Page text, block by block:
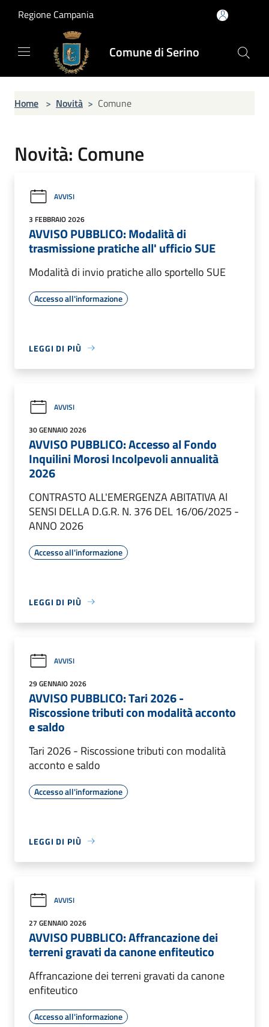
Regione Campania
Comune di Serino
Home > Novità > Comune
Novità: Comune
AVVISI
3 FEBBRAIO 2026
AVVISO PUBBLICO: Modalità di
trasmissione pratiche all' ufficio SUE
Modalità di invio pratiche allo sportello SUE
Accesso all'informazione
LEGGI DI PIÙ
AVVISI
30 GENNAIO 2026
AVVISO PUBBLICO: Accesso al Fondo
Inquilini Morosi Incolpevoli annualità
2026
CONTRASTO ALL'EMERGENZA ABITATIVA Al
SENSI DELLA D.G.R. N. 376 DEL 16/06/2025 -
ANNO 2026
Accesso all'informazione
LEGGI DI PIÙ
AVVISI
29 GENNAIO 2026
AVVISO PUBBLICO: Tari 2026 -
Riscossione tributi con modalità acconto
e saldo
Tari 2026 - Riscossione tributi con modalità
acconto e saldo
Accesso all'informazione
LEGGI DI PIÙ
AVVISI
27 GENNAIO 2026
AVVISO PUBBLICO: Affrancazione dei
terreni gravati da canone enfiteutico
Affrancazione dei terreni gravati da canone
enfiteutico
Accesso all'informazione